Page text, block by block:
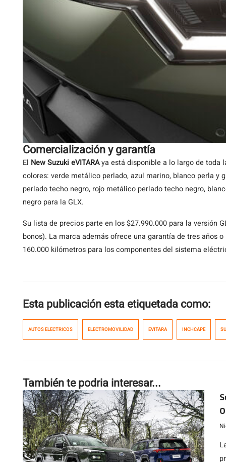
Comercialización y garantía
El New Suzuki eVITARAya está disponible a lo largo de toda
colores: verde metálico perlado, azul marino, blanco perla y
perlado techo negro, rojo metálico perlado techo negro,
negro para la GLX.
Su lista de precios parte en los $27.990.000 para la versión
bonos). La marca además ofrece una garantía de tres años
160.000 kilómetros para los componentes del sistema
Esta publicación esta etiquetada como:
AUTOS ELECTRICOS ELECTROMOVILIDAD EVITARA INCHCAPE
También te podria interesar...